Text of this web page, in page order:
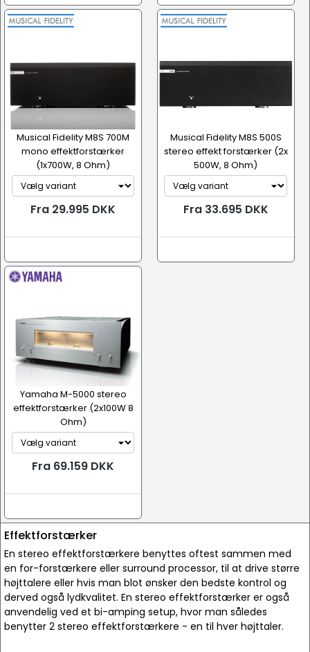
Musical Fidelity M8S 700M
mono effektforstærker
(1x700W, 8 Ohm)
Fra 29.995 DKK
Musical Fidelity M8S 500S
stereo effekt forstærker (2x
500W, 8 Ohm)
Fra 33.695 DKK
Yamaha M-5000 stereo
effektforstærker (2x100W 8
Ohm)
Fra 69.159 DKK
Effektforstærker
En stereo effektforstærkere benyttes oftest sammen med
en for-forstærkere eller surround processor, til at drive større
højttalere eller hvis man blot ønsker den bedste kontrol og
derved også lydkvalitet. En stereo effektforstærker er også
anvendelig ved et bi-amping setup, hvor man således
benytter 2 stereo effektforstærkere - en til hver højttaler.